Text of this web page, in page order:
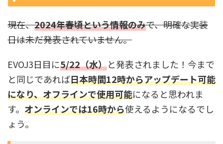
現在、2024年春頃という情報のみで、明確な実装
日は未だ発表されていません。
EVOJ3日目に5/22（水）と発表されました！今まで
と同じであれば日本時間12時からアップデート可能
になり、オフラインで使用可能になると思われま
す。 オンラインでは16時から使えるようになるでし
ょう。